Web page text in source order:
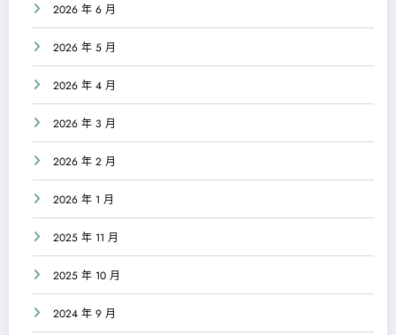
2026 年 6 月
2026 年 5 月
2026 年 4 月
2026 年 3 月
2026 年 2 月
2026 年 1 月
2025 年 11 月
2025 年 10 月
2024 年 9 月